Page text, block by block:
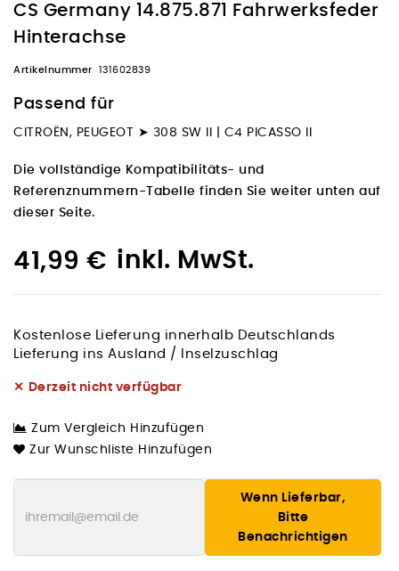
CS Germany 14.875.871 Fahrwerksfeder
Hinterachse
Artikelnummer 131602839
Passend für
CITROËN, PEUGEOT ➤ 308 SW II | C4 PICASSO II
Die vollständige Kompatibilitäts- und
Referenznummern-Tabelle finden Sie weiter unten auf
dieser Seite.
41,99 € inkl. MwSt.
Kostenlose Lieferung innerhalb Deutschlands
Lieferung ins Ausland / Inselzuschlag
✕ Derzeit nicht verfügbar
Zum Vergleich Hinzufügen
Zur Wunschliste Hinzufügen
Wenn Lieferbar,
Bitte
Benachrichtigen